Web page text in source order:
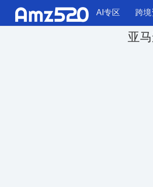
AI专区 跨
亚